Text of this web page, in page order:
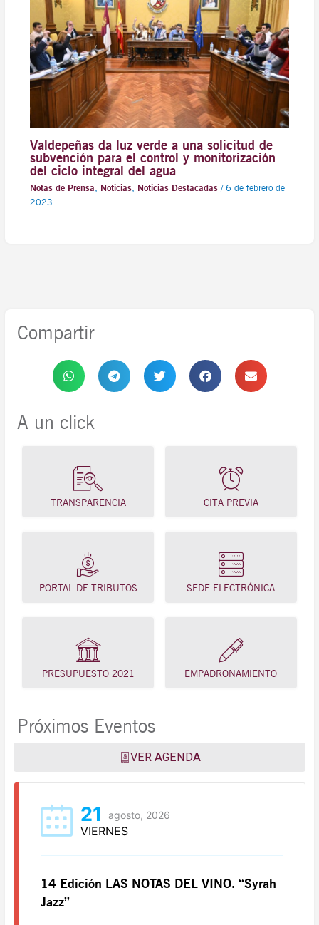
Valdepeñas da luz verde a una solicitud de
subvención para el control y monitorización
del ciclo integral del agua
Notas de Prensa, Noticias, Noticias Destacadas/ 6 de febrero de
2023
Compartir
A un click
TRANSPARENCIA CITA PREVIA
PORTAL DE TRIBUTOS SEDE ELECTRÓNICA
PRESUPUESTO 2021 EMPADRONAMIENTO
Próximos Eventos
VER AGENDA
21 agosto, 2026
VIERNES
14 Edición LAS NOTAS DEL VINO. “Syrah
Jazz”